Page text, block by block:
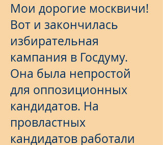
Мои дорогие москвичи!
Вот и закончилась
избирательная
кампания в Госдуму.
Она была непростой
для оппозиционных
кандидатов. На
провластных
кандидатов работали